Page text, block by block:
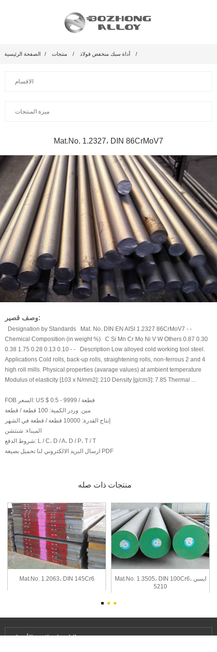
الصفحة الرئيسية منتجات أداة سبك منخفض فولاذ
الاقسام
ميزة المنتجات
Mat.No. 1.2327، DIN 86CrMoV7
وصف قصير:
Designation by Standards Mat. No. DIN EN AISI 1.2327 86CrMoV7 - -
Chemical Composition (in weight %) C Si Mn Cr Mo Ni V W Others 0.87 0.30
0.38 1.75 0.28 0.13 0.10 - - Description Low alloyed cold working tool steel.
Applications Cold rolls, back-up rolls, straightening rolls, non-ferrous 2 and 4
high roll mills. Physical properties (avarage values) at ambient temperature
Modulus of elasticity [103 x N/mm2]: 210 Density [g/cm3]: 7.85 Thermal ...
FOB السعر:
US $ 0.5 - 9999 / قطعة
مين. وردر الكمية: 100 قطعة / قطعة
إنتاج القدرة: 10000 قطعة / قطعة في الشهر
الميناء: شنتشن
شروط الدفع: L / C، D / A، D / P، T / T
ارسال البريد الالكتروني لنا تحميل بصيغة PDF
منتجات ذات صله
Mat.No. 1.2063، DIN 145Cr6
Mat.No. 1.3505، DIN 100Cr6، ايسي
5210
رسالتكعلى لائحة الأسعار